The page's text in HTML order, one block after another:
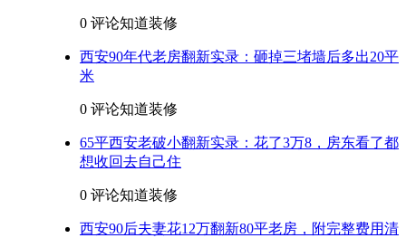
0 评论知道装修
西安90年代老房翻新实录：砸掉三堵墙后多出20平
米
0 评论知道装修
65平西安老破小翻新实录：花了3万8，房东看了都
想收回去自己住
0 评论知道装修
西安90后夫妻花12万翻新80平老房，附完整费用清